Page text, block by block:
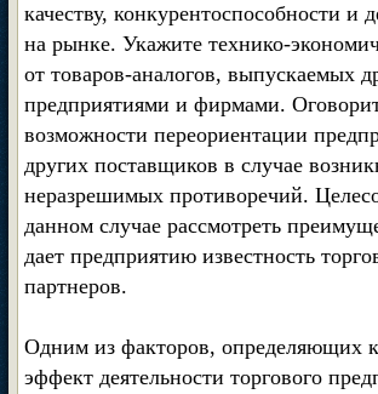
качеству, конкурентоспособности и
на рынке. Укажите технико-
от товаров-аналогов, выпускаемых
предприятиями и фирмами.
возможности переориентации
других поставщиков в случае
неразрешимых противоречий.
данном случае рассмотреть
дает предприятию известность
партнеров.
Одним из факторов, определяющих
эффект деятельности торгового